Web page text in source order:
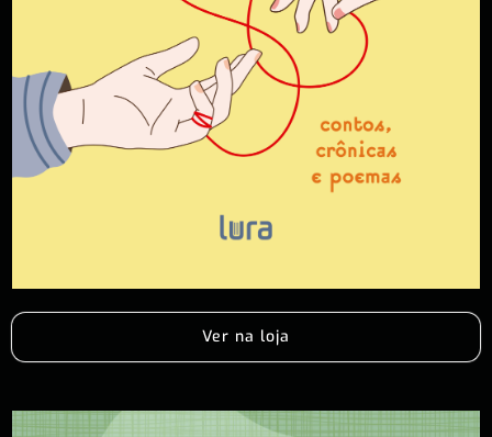
Ver na loja